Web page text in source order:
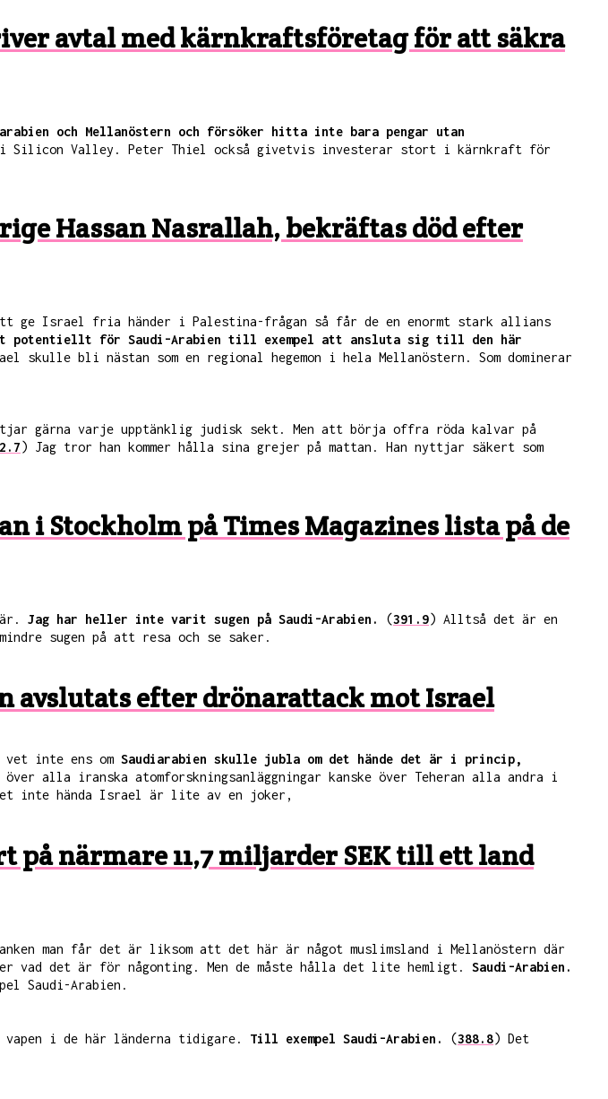
avtal med kärnkraftsföretag för att säkra
och Mellanöstern och försöker hitta inte bara pengar utan
i Silicon Valley. Peter Thiel också givetvis investerar stort i kärnkraft för
Hassan Nasrallah, bekräftas död efter
ge Israel fria händer i Palestina-frågan så får de en enormt stark allians
potentiellt för Saudi-Arabien till exempel att ansluta sig till den här
bli nästan som en regional hegemon i hela Mellanöstern. Som dominerar
gärna varje upptänklig judisk sekt. Men att börja offra röda kalvar på
) Jag tror han kommer hålla sina grejer på mattan. Han nyttjar säkert som
i Stockholm på Times Magazines lista på de
Jag har heller inte varit sugen på Saudi-Arabien. (391.9) Alltså det är en
sugen på att resa och se saker.
avslutats efter drönarattack mot Israel
inte ens om Saudiarabien skulle jubla om det hände det är i princip,
alla iranska atomforskningsanläggningar kanske över Teheran alla andra i
inte hända Israel är lite av en joker,
på närmare 11,7 miljarder SEK till ett land
man får det är liksom att det här är något muslimsland i Mellanöstern där
vad det är för någonting. Men de måste hålla det lite hemligt. Saudi-Arabien.
Saudi-Arabien.
i de här länderna tidigare. Till exempel Saudi-Arabien. (388.8) Det